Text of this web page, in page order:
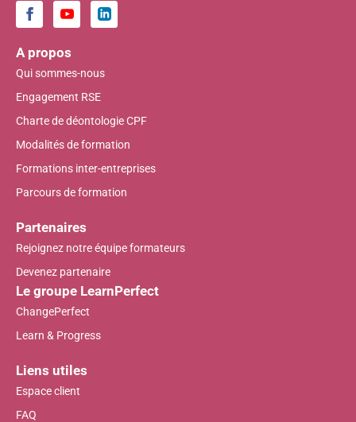
A propos
Qui sommes-nous
Engagement RSE
Charte de déontologie CPF
Modalités de formation
Formations inter-entreprises
Parcours de formation
Partenaires
Rejoignez notre équipe formateurs
Devenez partenaire
Le groupe LearnPerfect
ChangePerfect
Learn & Progress
Liens utiles
Espace client
FAQ